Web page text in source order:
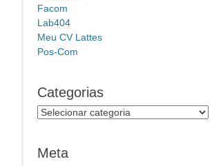
Facom
Lab404
Meu CV Lattes
Pos-Com
Categorias
Categorias
Meta